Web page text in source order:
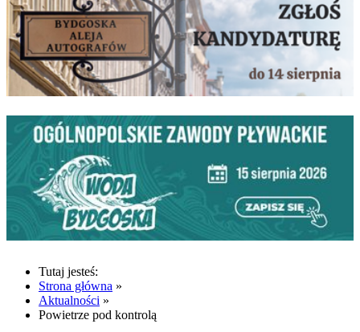
Tutaj jesteś:
Strona główna »
Aktualności »
Powietrze pod kontrolą